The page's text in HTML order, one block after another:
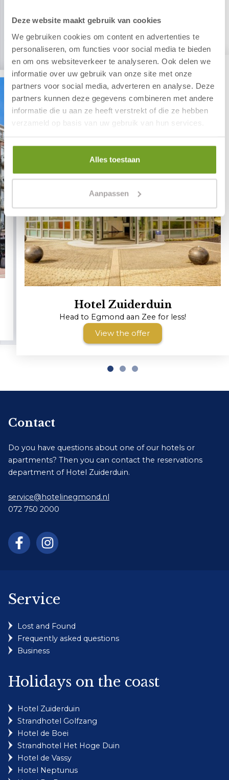
Deze website maakt gebruik van cookies
We gebruiken cookies om content en advertenties te
personaliseren, om functies voor social media te bieden
en om ons websiteverkeer te analyseren. Ook delen we
informatie over uw gebruik van onze site met onze
partners voor social media, adverteren en analyse. Deze
partners kunnen deze gegevens combineren met andere
informatie die u aan ze heeft verstrekt of die ze hebben
verzameld op basis van uw gebruik van hun services.
Alles toestaan
Aanpassen
Our last-minute offers
Affordable trips to the coast
Hotel Zuiderduin
Head to Egmond aan Zee for less!
View the offer
Contact
Do you have questions about one of our hotels or
apartments? Then you can contact the reservations
department of Hotel Zuiderduin.
service@hotelinegmond.nl
072 750 2000
Service
Lost and Found
Frequently asked questions
Business
Holidays on the coast
Hotel Zuiderduin
Strandhotel Golfzang
Hotel de Boei
Strandhotel Het Hoge Duin
Hotel de Vassy
Hotel Neptunus